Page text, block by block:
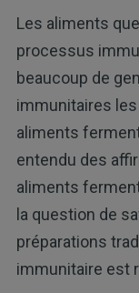
Les aliments
processus
beaucoup de
immunitaires
aliments
entendu des
aliments
la question de
préparations
immunitaire est